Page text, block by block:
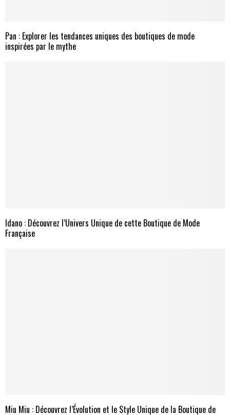
Pan : Explorer les tendances uniques des boutiques de mode
inspirées par le mythe
Idano : Découvrez l’Univers Unique de cette Boutique de Mode
Française
Miu Miu : Découvrez l’Évolution et le Style Unique de la Boutique de